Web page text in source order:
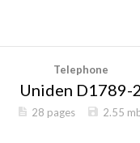
Telephone
Uniden D1789-2
28 pages 2.55